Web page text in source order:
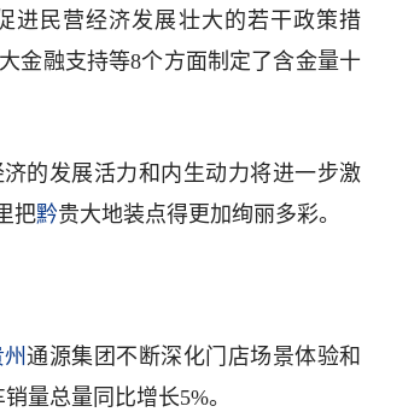
进民营经济发展壮大的若干政策措
金融支持等8个方面制定了含金量十
的发展活力和内生动力将进一步激
把黔贵大地装点得更加绚丽多彩。
州通源集团不断深化门店场景体验和
量总量同比增长5%。